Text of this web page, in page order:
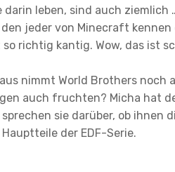
darin leben, sind auch
jeder von Minecraft
so richtig kantig. Wow, das ist
nimmt World Brothers noch
auch fruchten? Micha hat
sprechen sie darüber, ob ihnen
der EDF-Serie.